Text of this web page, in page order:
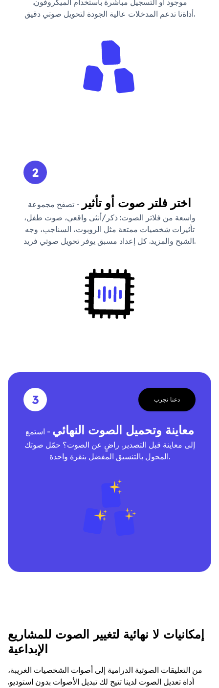
موجود أو التسجيل مباشرة باستخدام الميكروفون.
أداةنا تدعم المدخلات عالية الجودة لتحويل صوتي دقيق.
2
اختر فلتر صوت أو تأثير - تصفح مجموعة
واسعة من فلاتر الصوت: ذكر/أنثى واقعي، صوت طفل،
تأثيرات شخصيات ممتعة مثل الروبوت، السناجب، وجه
الشبح والمزيد. كل إعداد مسبق يوفر تحويل صوتي فريد.
3 دعنا نجرب
معاينة وتحميل الصوت النهائي - استمع
إلى معاينة قبل التصدير. راضٍ عن الصوت؟ حمّل صوتك
المحول بالتنسيق المفضل بنقرة واحدة.
إمكانيات لا نهائية لتغيير الصوت للمشاريع
الإبداعية
من التعليقات الصوتية الدرامية إلى أصوات الشخصيات الغريبة،
أداة تعديل الصوت لدينا تتيح لك تبديل الأصوات بدون استوديو.